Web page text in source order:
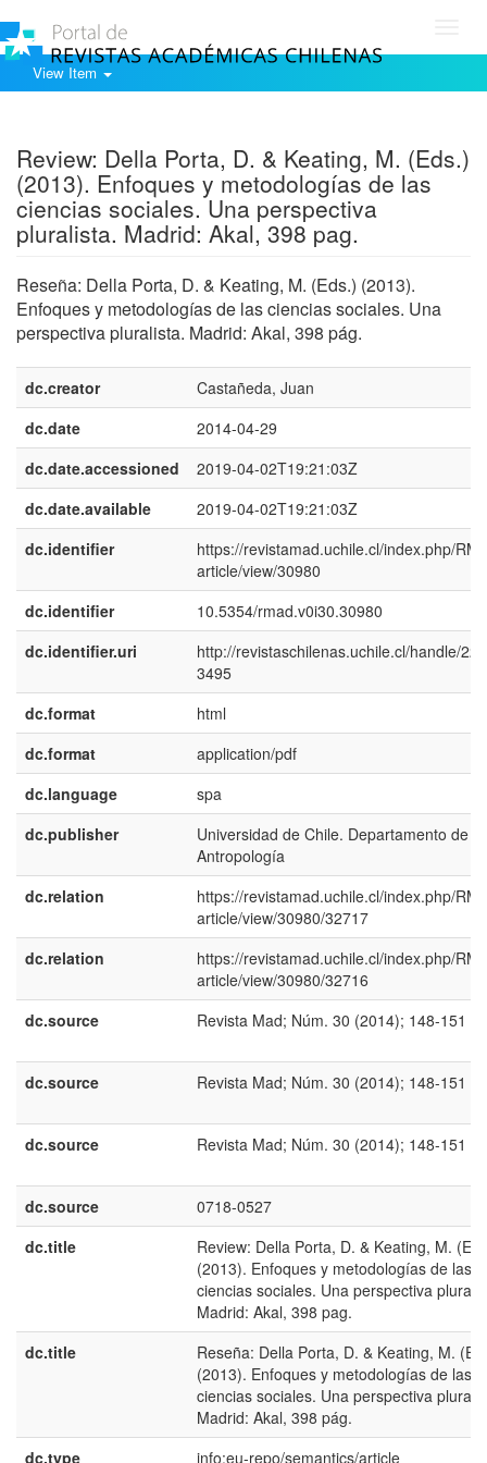
View Item
Review: Della Porta, D. & Keating, M. (Eds.)
(2013). Enfoques y metodologías de las
ciencias sociales. Una perspectiva
pluralista. Madrid: Akal, 398 pag.
Reseña: Della Porta, D. & Keating, M. (Eds.) (2013).
Enfoques y metodologías de las ciencias sociales. Una
perspectiva pluralista. Madrid: Akal, 398 pág.
dc.creator
Castañeda, Juan
dc.date
2014-04-29
dc.date.accessioned
2019-04-02T19:21:03Z
dc.date.available
2019-04-02T19:21:03Z
dc.identifier
https://revistamad.uchile.cl/index.php/
article/view/30980
dc.identifier
10.5354/rmad.v0i30.30980
dc.identifier.uri
http://revistaschilenas.uchile.cl/handle/
3495
dc.format
html
dc.format
application/pdf
dc.language
spa
dc.publisher
Universidad de Chile. Departamento de
Antropología
dc.relation
https://revistamad.uchile.cl/index.php/
article/view/30980/32717
dc.relation
https://revistamad.uchile.cl/index.php/
article/view/30980/32716
dc.source
Revista Mad; Núm. 30 (2014); 148-151
dc.source Revista Mad; Núm. 30 (2014); 148-151
dc.source Revista Mad; Núm. 30 (2014); 148-151
dc.source
0718-0527
dc.title
Review: Della Porta, D. & Keating, M.
(2013). Enfoques y metodologías de las
ciencias sociales. Una perspectiva
Madrid: Akal, 398 pag.
dc.title
Reseña: Della Porta, D. & Keating, M.
(2013). Enfoques y metodologías de las
ciencias sociales. Una perspectiva
Madrid: Akal, 398 pág.
dc.type
info:eu-repo/semantics/article